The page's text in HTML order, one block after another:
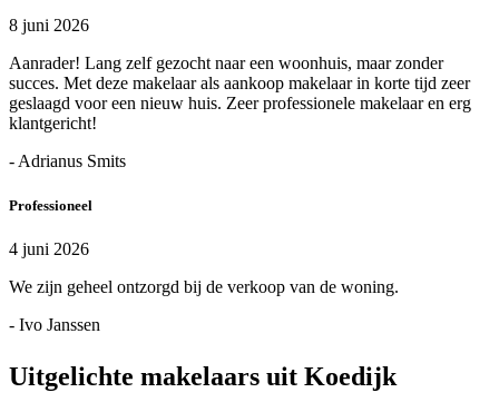
8 juni 2026
Aanrader! Lang zelf gezocht naar een woonhuis, maar zonder
succes. Met deze makelaar als aankoop makelaar in korte tijd zeer
geslaagd voor een nieuw huis. Zeer professionele makelaar en erg
klantgericht!
- Adrianus Smits
Professioneel
4 juni 2026
We zijn geheel ontzorgd bij de verkoop van de woning.
- Ivo Janssen
Uitgelichte makelaars uit Koedijk